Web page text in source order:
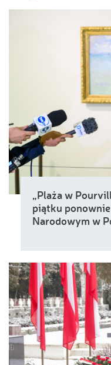
„Plaża w
piątku
Narodowym w